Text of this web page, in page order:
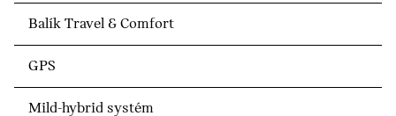
Balík Travel & Comfort
GPS
Mild-hybrid systém